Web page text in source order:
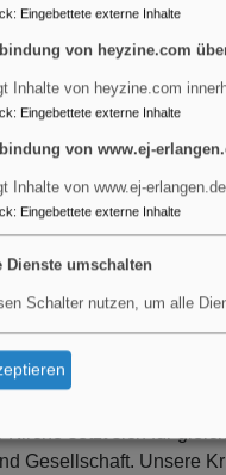
und Nächstenliebe.
Bilde Gottes schuf er
Lebens -
menschlichen
geringeren Glied
Kirche und Diakonie
der Menschen. Wir
Denken,
Gebot und
Als Kirche
setzt sich für
Gesellschaft. Unsere
: Eingebettete externe Inhalte
von heyzine.com
Inhalte von heyzine.com
: Eingebettete externe Inhalte
von www.ej-
Inhalte von www.ej-
: Eingebettete externe Inhalte
Dienste umschalten
Schalter nutzen, um alle